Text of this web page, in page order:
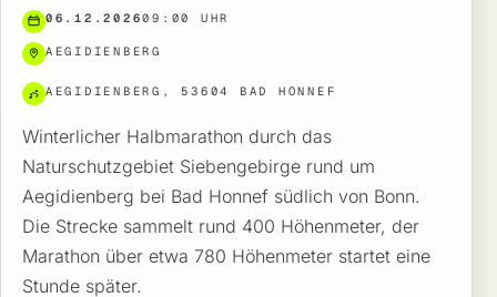
06.12.202609:00 UHR
AEGIDIENBERG
AEGIDIENBERG, 53604 BAD HONNEF
Winterlicher Halbmarathon durch das
Naturschutzgebiet Siebengebirge rund um
Aegidienberg bei Bad Honnef südlich von Bonn.
Die Strecke sammelt rund 400 Höhenmeter, der
Marathon über etwa 780 Höhenmeter startet eine
Stunde später.